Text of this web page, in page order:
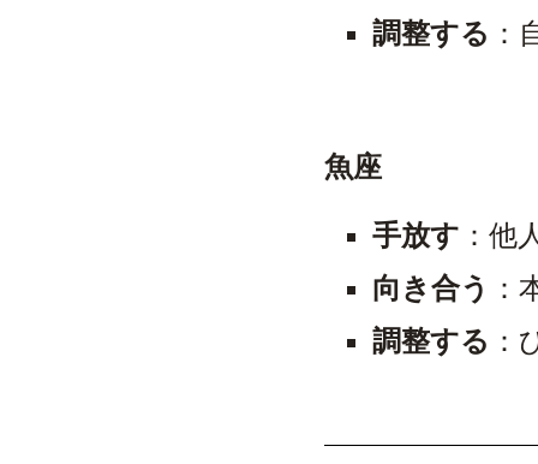
調整する ：
魚座
手放す ：他
向き合う ：
調整する ：